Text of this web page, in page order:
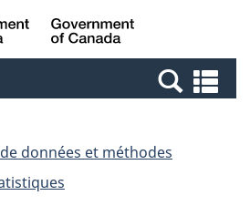
Passer
au
Passer
à
Canada
et
données et méthodes